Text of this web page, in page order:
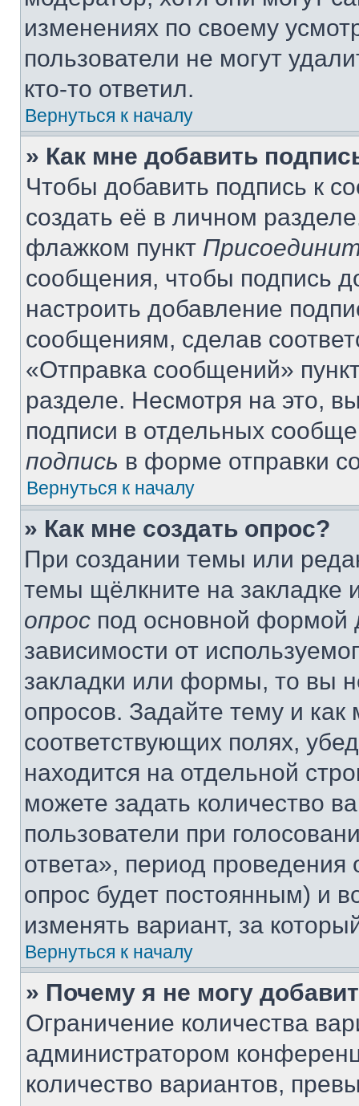
изменениях по своему
пользователи не могут
кто-то ответил.
Вернуться к началу
» Как мне добавить
Чтобы добавить подпись к
создать её в личном
флажком пункт
сообщения, чтобы подпись
настроить добавление
сообщениям, сделав
«Отправка сообщений»
разделе. Несмотря на это,
подписи в отдельных
подпись в форме отправки
Вернуться к началу
» Как мне создать опрос?
При создании темы или
темы щёлкните на
опрос под основной формой
зависимости от
закладки или формы, то вы
опросов. Задайте тему и
соответствующих полях,
находится на отдельной
можете задать количество
пользователи при
ответа», период проведения
опрос будет постоянным) и
изменять вариант, за
Вернуться к началу
» Почему я не могу
Ограничение количества
администратором
количество вариантов,